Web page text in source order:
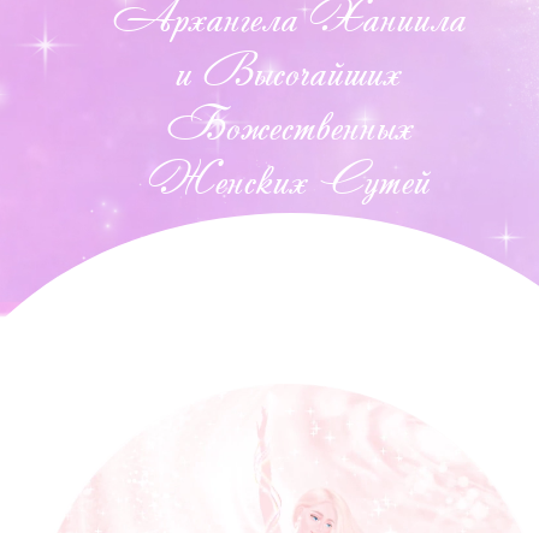
Архангела Ханиила
и Высочайших
Божественных
Женских Сутей